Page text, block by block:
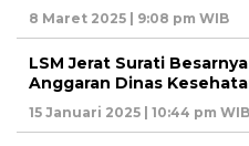
8 Maret 2025 | 9:08 pm WIB
LSM Jerat Surati
Anggaran Dinas
15 Januari 2025 | 10:44 pm WIB